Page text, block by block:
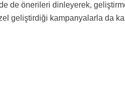
de önerileri dinleyerek,
geliştirdiği kampanyalarla da